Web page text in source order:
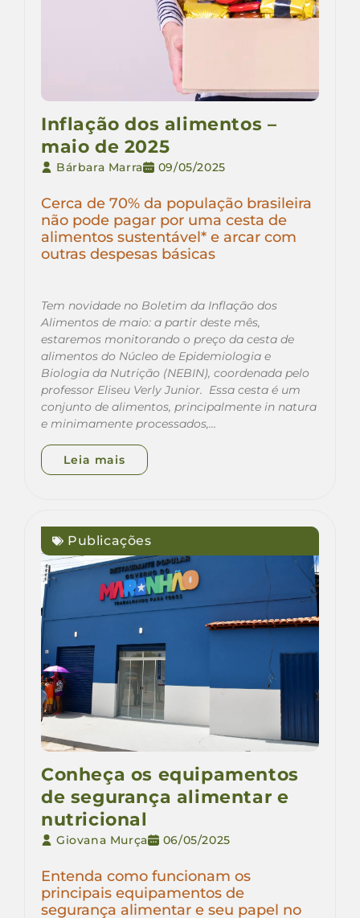
Inflação dos alimentos –
maio de 2025
Bárbara Marra 09/05/2025
Cerca de 70% da população brasileira
não pode pagar por uma cesta de
alimentos sustentável* e arcar com
outras despesas básicas
Tem novidade no Boletim da Inflação dos
Alimentos de maio: a partir deste mês,
estaremos monitorando o preço da cesta de
alimentos do Núcleo de Epidemiologia e
Biologia da Nutrição (NEBIN), coordenada pelo
professor Eliseu Verly Junior. Essa cesta é um
conjunto de alimentos, principalmente in natura
e minimamente processados,…
Leia mais
Publicações
Conheça os equipamentos
de segurança alimentar e
nutricional
Giovana Murça 06/05/2025
Entenda como funcionam os
principais equipamentos de
segurança alimentar e seu papel no